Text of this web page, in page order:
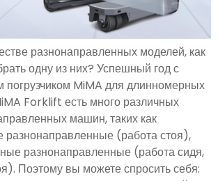
разнонаправленных моделей, как
одну из них? Успешный год с
MiMA для длинномерных
Forklift есть много различных
машин, таких как
(работа стоя),
разнонаправленные (работа сидя,
Поэтому вы можете спросить себя: